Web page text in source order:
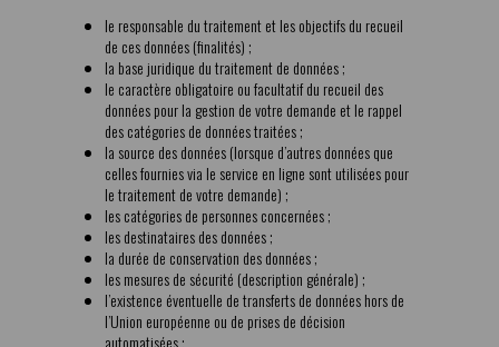
le responsable du traitement et les objectifs du recueil
de ces données (finalités) ;
la base juridique du traitement de données ;
le caractère obligatoire ou facultatif du recueil des
données pour la gestion de votre demande et le rappel
des catégories de données traitées ;
la source des données (lorsque d’autres données que
celles fournies via le service en ligne sont utilisées pour
le traitement de votre demande) ;
les catégories de personnes concernées ;
les destinataires des données ;
la durée de conservation des données ;
les mesures de sécurité (description générale) ;
l’existence éventuelle de transferts de données hors de
l’Union européenne ou de prises de décision
automatisées ;